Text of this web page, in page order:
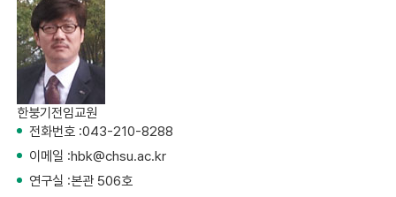
한붕기전임교원
전화번호 :043-210-8288
이메일 :hbk@chsu.ac.kr
연구실 :본관 506호